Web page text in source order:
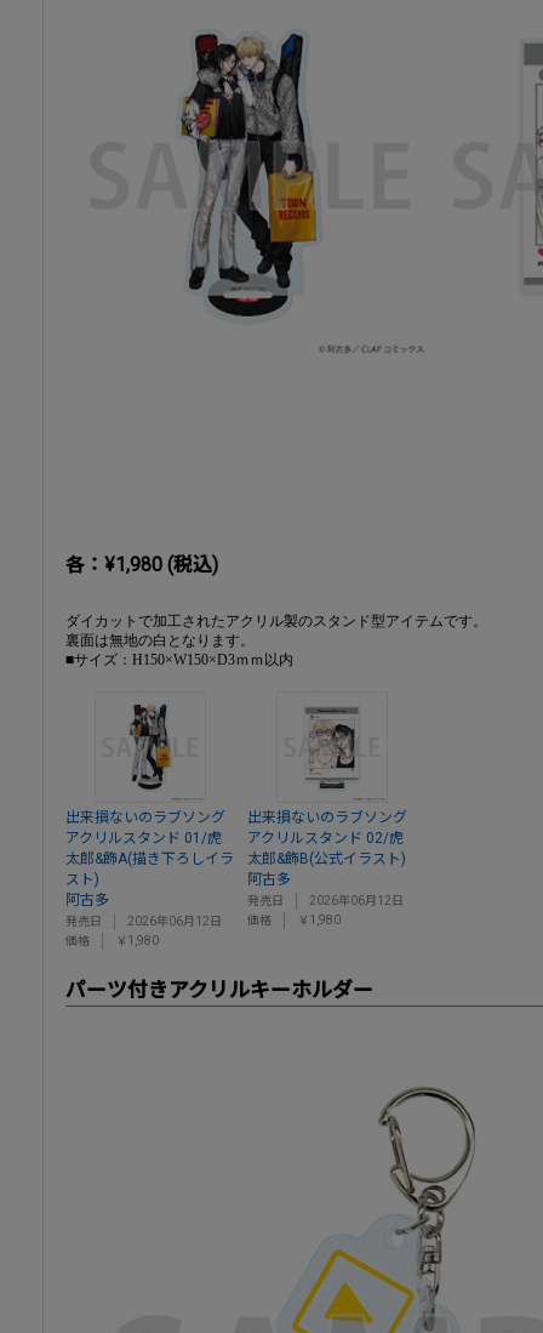
各：¥1,980 (税込)
ダイカットで加工されたアクリル製のスタンド型アイテムです。
裏面は無地の白となります。
■サイズ：H150×W150×D3ｍｍ以内
出来損ないのラブソング
アクリルスタンド 01/虎
太郎&飾A(描き下ろしイラ
スト)
阿古多
発売日
2026年06月12日
価格
￥1,980
出来損ないのラブソング
アクリルスタンド 02/虎
太郎&飾B(公式イラスト)
阿古多
発売日
2026年06月12日
価格
￥1,980
パーツ付きアクリルキーホルダー